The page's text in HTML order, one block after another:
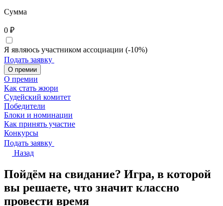
Сумма
0 ₽
Я являюсь участником ассоциации (-10%)
Подать заявку
О премии
О премии
Как стать жюри
Судейский комитет
Победители
Блоки и номинации
Как принять участие
Конкурсы
Подать заявку
Назад
Пойдём на свидание? Игра, в которой
вы решаете, что значит классно
провести время